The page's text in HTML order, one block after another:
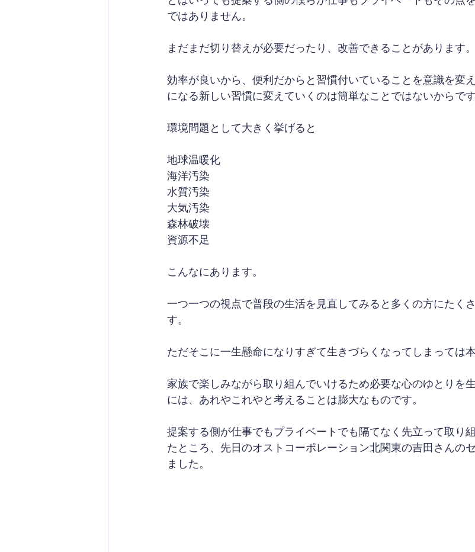
ではありません。
まだまだ切り替えが必要だったり、改善できることがあります。
効率が良いから、便利だからと習慣付いていることを意識を変
になる新しい習慣に変えていくのは簡単なことではないからです
環境問題として大きく挙げると
地球温暖化
海洋汚染
水質汚染
大気汚染
森林破壊
資源不足
こんなにあります。
一つ一つの視点で普段の生活を見直してみると多くの方にたく
す。
ただそこに一生懸命になりすぎて生きづらくなってしまっては本
家族で楽しみながら取り組んでいけるため必要な心のゆとりを
には、あれやこれやと考えることは膨大なものです。
提案する側が仕事でもプライベートでも隔てなく先立って取り
たところ、先日のオストコーポレーション北関東の吉田さんの
ました。